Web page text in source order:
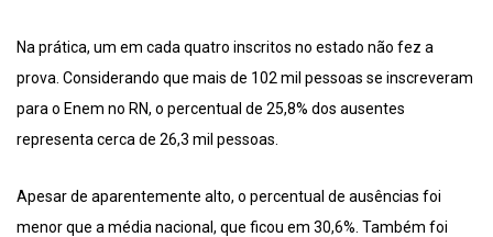
Na prática, um em cada quatro inscritos no estado não fez a
prova. Considerando que mais de 102 mil pessoas se inscreveram
para o Enem no RN, o percentual de 25,8% dos ausentes
representa cerca de 26,3 mil pessoas.
Apesar de aparentemente alto, o percentual de ausências foi
menor que a média nacional, que ficou em 30,6%. Também foi